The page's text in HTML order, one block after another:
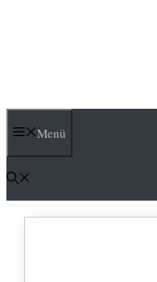
Menü